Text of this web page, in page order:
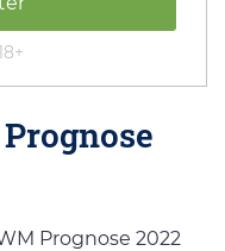
Prognose 2022